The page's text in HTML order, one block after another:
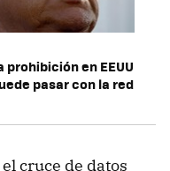
prohibición en EEUU
pasar con la red
cruce de datos